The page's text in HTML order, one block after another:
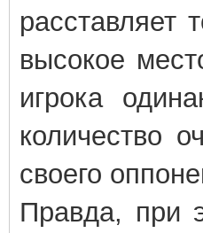
расставляет
высокое
игрока
количество
своего
Правда, при